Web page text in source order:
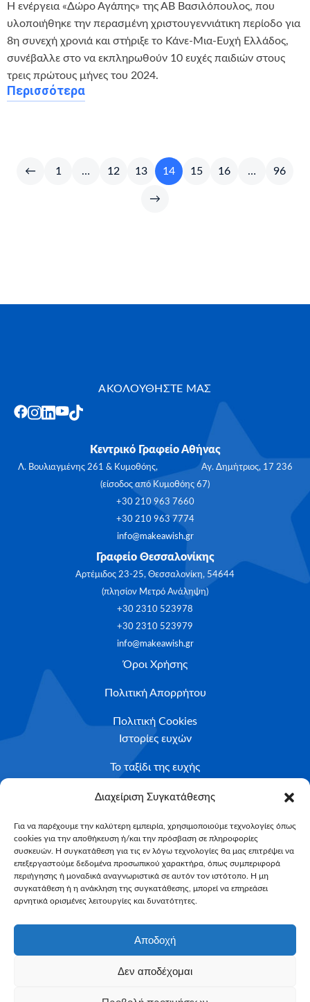
Διαχείριση Συγκατάθεσης
Για να παρέχουμε την καλύτερη εμπειρία, χρησιμοποιούμε τεχνολογίες όπως
cookies για την αποθήκευση ή/και την πρόσβαση σε πληροφορίες
συσκευών. Η συγκατάθεση για τις εν λόγω τεχνολογίες θα μας επιτρέψει να
επεξεργαστούμε δεδομένα προσωπικού χαρακτήρα, όπως συμπεριφορά
περιήγησης ή μοναδικά αναγνωριστικά σε αυτόν τον ιστότοπο. Η μη
συγκατάθεση ή η ανάκληση της συγκατάθεσης, μπορεί να επηρεάσει
αρνητικά ορισμένες λειτουργίες και δυνατότητες.
Αποδοχή
Δεν αποδέχομαι
Η ενέργεια «Δώρο Αγάπης» της ΑΒ Βασιλόπουλος, που
υλοποιήθηκε την περασμένη χριστουγεννιάτικη περίοδο για
8η συνεχή χρονιά και στήριξε το Κάνε-Μια-Ευχή Ελλάδος,
συνέβαλλε στο να εκπληρωθούν 10 ευχές παιδιών στους
τρεις πρώτους μήνες του 2024.
Περισσότερα
← 1 … 12 13 14 15 16 … 96
→
ΑΚΟΛΟΥΘΗΣΤΕ ΜΑΣ
Κεντρικό Γραφείο Αθήνας
Λ. Βουλιαγμένης 261 & Κυμοθόης, Αγ. Δημήτριος, 17 236
(είσοδος από Κυμοθόης 67)
+30 210 963 7660
+30 210 963 7774
info@makeawish.gr
Γραφείο Θεσσαλονίκης
Αρτέμιδος 23-25, Θεσσαλονίκη, 54644
(πλησίον Μετρό Ανάληψη)
+30 2310 523978
+30 2310 523979
info@makeawish.gr
Όροι Χρήσης
Πολιτική Απορρήτου
Πολιτική Cookies
Ιστορίες ευχών
Το ταξίδι της ευχής
Κριτήρια Καταλληλότητας
Υποβολή Αιτήματος
NEWSLETTER
Email*